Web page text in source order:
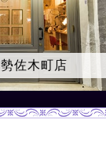
大久保店